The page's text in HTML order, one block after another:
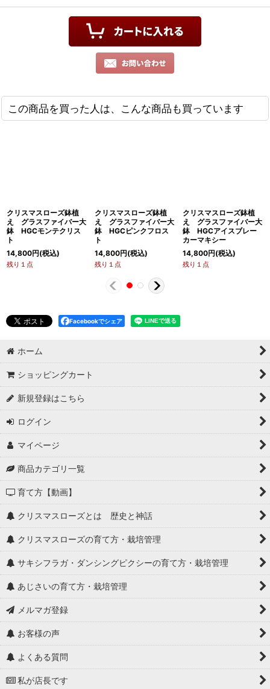
この商品を買った人は、こんな商品も買っています
クリスマスローズ鉢植
え グラスファイバー大
鉢 HGCモンテクリス
ト
14,800円(税込)
残り１点
クリスマスローズ鉢植
え グラスファイバー大
鉢 HGCピンクフロス
ト
14,800円(税込)
残り１点
クリスマスローズ鉢植
え グラスファイバー大
鉢 HGCアイスブレー
カーマキシー
14,800円(税込)
残り１点
Facebookでシェア
ホーム
ショッピングカート
新規登録はこちら
ログイン
マイページ
商品カテゴリ一覧
育て方【動画】
クリスマスローズとは 歴史と神話
クリスマスローズの育て方・栽培管理
サキシフラガ・ダンシングピクシーの育て方・栽培管理
あじさいの育て方・栽培管理
メルマガ登録
お客様の声
よくある質問
私が店長です